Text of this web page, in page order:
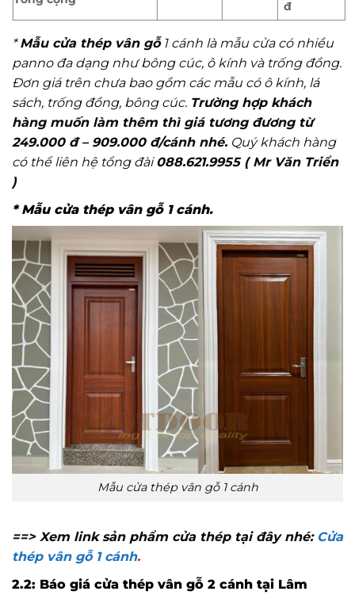
đ
*Mẫu cửa thép vân gỗ1 cánh là mẫu cửa có nhiều
panno đa dạng như bông cúc, ô kính và trống đồng.
Đơn giá trên chưa bao gồm các mẫu có ô kính, lá
sách, trống đồng, bông cúc. Trường hợp khách
hàng muốn làm thêm thì giá tương đương từ
249.000 đ – 909.000 đ/cánh nhé. Quý khách hàng
có thể liên hệ tổng đài088.621.9955 ( Mr Văn Triển
)
* Mẫu cửa thép vân gỗ 1 cánh.
Mẫu cửa thép vân gỗ 1 cánh
==> Xem link sản phẩm cửa thép tại đây nhé: Cửa
thép vân gỗ 1 cánh.
2.2: Báo giá cửa thép vân gỗ 2 cánh tại Lâm